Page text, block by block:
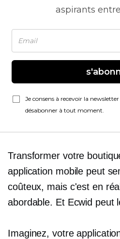
aspirants
Je consens à recevoir la
désabonner à tout moment.
Transformer votre
application mobile peut
coûteux, mais c'est en
abordable. Et Ecwid peut
Imaginez, votre